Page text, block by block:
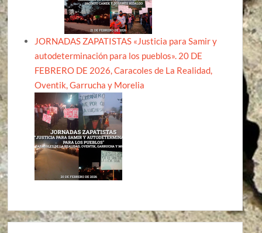
JORNADAS ZAPATISTAS «Justicia para Samir y
autodeterminación para los pueblos». 20 DE
FEBRERO DE 2026, Caracoles de La Realidad,
Oventik, Garrucha y Morelia